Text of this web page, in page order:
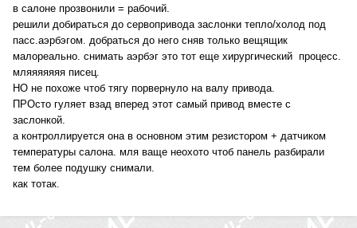
в салоне прозвонили = рабочий.
решили добираться до сервопривода заслонки тепло/холод под
пасс.аэрбэгом. добраться до него сняв только вещящик
малореально. снимать аэрбэг это тот еще хирургический процесс.
мляяяяяяя писец.
НО не похоже чтоб тягу порвернуло на валу привода.
ПРОсто гуляет взад вперед этот самый привод вместе с
заслонкой.
а контроллируется она в основном этим резистором + датчиком
температуры салона. мля ваще неохото чтоб панель разбирали
тем более подушку снимали.
как тотак.